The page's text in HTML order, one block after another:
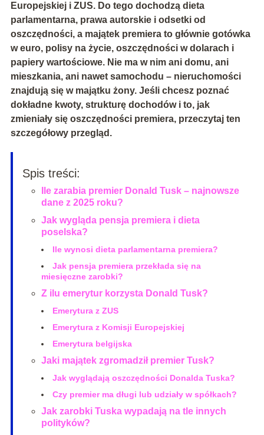
Europejskiej i ZUS. Do tego dochodzą dieta
parlamentarna, prawa autorskie i odsetki od
oszczędności, a majątek premiera to głównie gotówka
w euro, polisy na życie, oszczędności w dolarach i
papiery wartościowe. Nie ma w nim ani domu, ani
mieszkania, ani nawet samochodu – nieruchomości
znajdują się w majątku żony. Jeśli chcesz poznać
dokładne kwoty, strukturę dochodów i to, jak
zmieniały się oszczędności premiera, przeczytaj ten
szczegółowy przegląd.
Spis treści:
Ile zarabia premier Donald Tusk – najnowsze
dane z 2025 roku?
Jak wygląda pensja premiera i dieta
poselska?
Ile wynosi dieta parlamentarna premiera?
Jak pensja premiera przekłada się na
miesięczne zarobki?
Z ilu emerytur korzysta Donald Tusk?
Emerytura z ZUS
Emerytura z Komisji Europejskiej
Emerytura belgijska
Jaki majątek zgromadził premier Tusk?
Jak wyglądają oszczędności Donalda Tuska?
Czy premier ma długi lub udziały w spółkach?
Jak zarobki Tuska wypadają na tle innych
polityków?